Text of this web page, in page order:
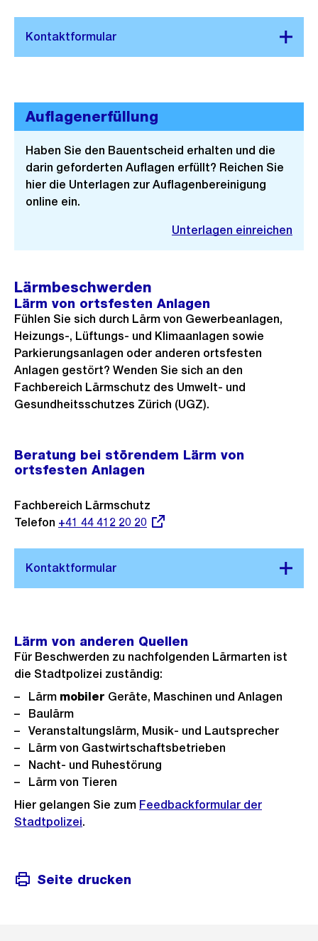
Auflagenerfüllung
Haben Sie den Bauentscheid erhalten und die
darin geforderten Auflagen erfüllt? Reichen Sie
hier die Unterlagen zur Auflagenbereinigung
online ein.
Unterlagen einreichen
Lärmbeschwerden
Lärm von ortsfesten Anlagen
Fühlen Sie sich durch Lärm von Gewerbeanlagen,
Heizungs-, Lüftungs- und Klimaanlagen sowie
Parkierungsanlagen oder anderen ortsfesten
Anlagen gestört? Wenden Sie sich an den
Fachbereich Lärmschutz des Umwelt- und
Gesundheitsschutzes Zürich (UGZ).
Beratung bei störendem Lärm von
ortsfesten Anlagen
Fachbereich Lärmschutz
Telefon Externer
+41 44 412 20 20
Lärm von anderen Quellen
Für Beschwerden zu nachfolgenden Lärmarten ist
die Stadtpolizei zuständig:
Lärm mobiler Geräte, Maschinen und Anlagen
Baulärm
Veranstaltungslärm, Musik- und Lautsprecher
Lärm von Gastwirtschaftsbetrieben
Nacht- und Ruhestörung
Lärm von Tieren
Hier gelangen Sie zum Feedbackformular der
Stadtpolizei.
Seite drucken